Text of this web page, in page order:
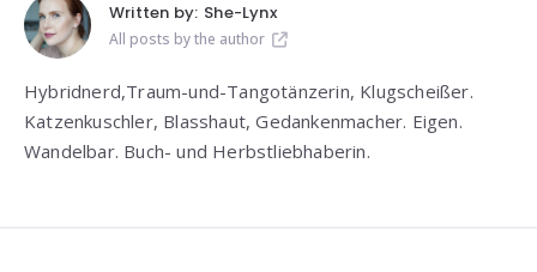
Written by: She-Lynx
All posts by the author
Hybridnerd,Traum-und-Tangotänzerin, Klugscheißer.
Katzenkuschler, Blasshaut, Gedankenmacher. Eigen.
Wandelbar. Buch- und Herbstliebhaberin.